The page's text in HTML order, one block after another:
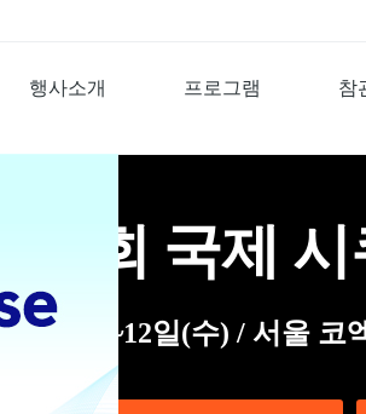
행사소개 프로그램 참
20회 국제
일(화)~12일(수) / 서울 코